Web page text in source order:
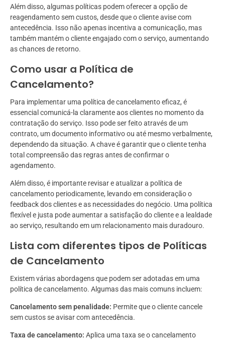
Além disso, algumas políticas podem oferecer a opção de
reagendamento sem custos, desde que o cliente avise com
antecedência. Isso não apenas incentiva a comunicação, mas
também mantém o cliente engajado com o serviço, aumentando
as chances de retorno.
Como usar a Política de
Cancelamento?
Para implementar uma política de cancelamento eficaz, é
essencial comunicá-la claramente aos clientes no momento da
contratação do serviço. Isso pode ser feito através de um
contrato, um documento informativo ou até mesmo verbalmente,
dependendo da situação. A chave é garantir que o cliente tenha
total compreensão das regras antes de confirmar o
agendamento.
Além disso, é importante revisar e atualizar a política de
cancelamento periodicamente, levando em consideração o
feedback dos clientes e as necessidades do negócio. Uma política
flexível e justa pode aumentar a satisfação do cliente e a lealdade
ao serviço, resultando em um relacionamento mais duradouro.
Lista com diferentes tipos de Políticas
de Cancelamento
Existem várias abordagens que podem ser adotadas em uma
política de cancelamento. Algumas das mais comuns incluem:
Cancelamento sem penalidade: Permite que o cliente cancele
sem custos se avisar com antecedência.
Taxa de cancelamento: Aplica uma taxa se o cancelamento